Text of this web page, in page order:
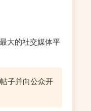
大的社交媒体平
子并向公众开